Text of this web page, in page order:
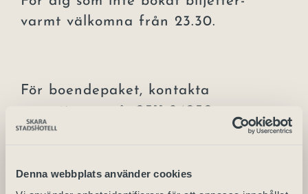
Denna webbplats använder cookies
varmt välkomna från 23.30.
För boendepaket, kontakta
receptionen på: 0511-24050